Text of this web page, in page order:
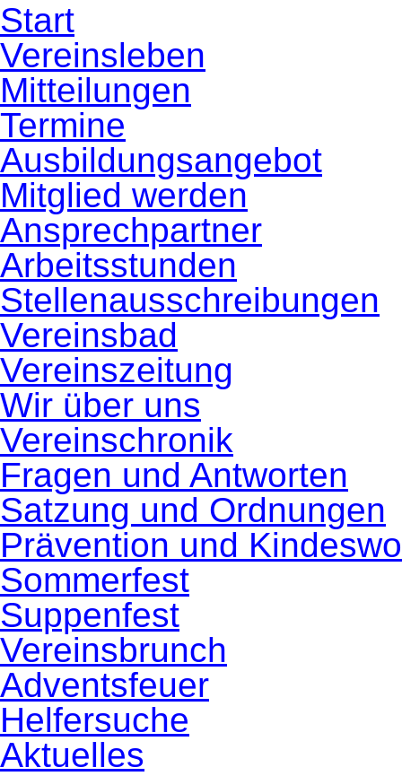
Start
Vereinsleben
Mitteilungen
Termine
Ausbildungsangebot
Mitglied werden
Ansprechpartner
Arbeitsstunden
Stellenausschreibungen
Vereinsbad
Vereinszeitung
Wir über uns
Vereinschronik
Fragen und Antworten
Satzung und Ordnungen
Prävention und
Sommerfest
Suppenfest
Vereinsbrunch
Adventsfeuer
Helfersuche
Aktuelles